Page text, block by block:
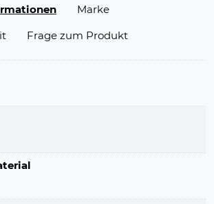
Marke
Frage zum Produkt